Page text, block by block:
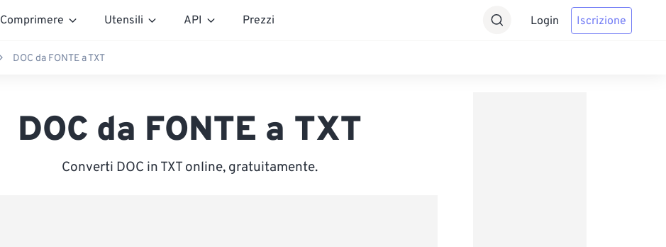
Comprimere Utensili API Prezzi Login Iscrizione
DOC da FONTE a TXT
DOC da FONTE a TXT
Converti DOC in TXT online, gratuitamente.